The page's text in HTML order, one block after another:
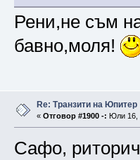
Рени,не съм
бавно,моля!
Re: Транзити на Юпитер
« Отговор #1900 -: Юли 16,
Сафо,